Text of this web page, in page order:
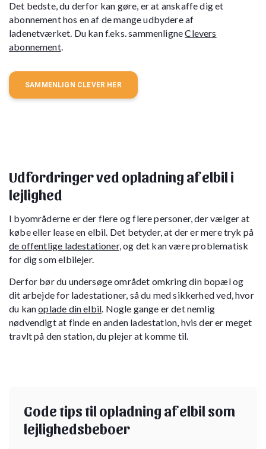
Det bedste, du derfor kan gøre, er at anskaffe dig et
abonnement hos en af de mange udbydere af
ladenetværket. Du kan f.eks. sammenligneClevers
abonnement.
SAMMENLIGN CLEVER HER
Udfordringer ved opladning af elbil i
lejlighed
I byområderne er der flere og flere personer, der vælger at
købe eller lease en elbil. Det betyder, at der er mere tryk på
de offentlige ladestationer, og det kan være problematisk
for dig som elbilejer.
Derfor bør du undersøge området omkring din bopæl og
dit arbejde for ladestationer, så du med sikkerhed ved, hvor
du kanoplade din elbil. Nogle gange er det nemlig
nødvendigt at finde en anden ladestation, hvis der er meget
travlt på den station, du plejer at komme til.
Gode tips til opladning af elbil som
lejlighedsbeboer